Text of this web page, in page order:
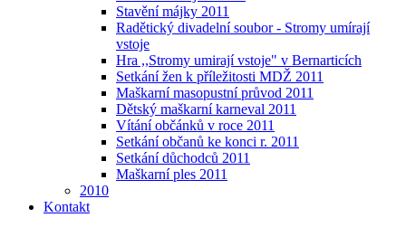
Stavění májky 2011
Radětický divadelní soubor - Stromy umírají
vstoje
Hra ,,Stromy umirají vstoje" v Bernarticích
Setkání žen k příležitosti MDŽ 2011
Maškarní masopustní průvod 2011
Dětský maškarní karneval 2011
Vítání občánků v roce 2011
Setkání občanů ke konci r. 2011
Setkání důchodců 2011
Maškarní ples 2011
2010
Kontakt